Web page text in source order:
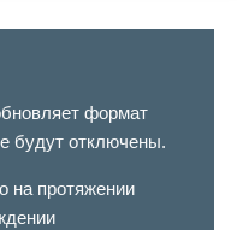
формат
будут отключены.
на протяжении